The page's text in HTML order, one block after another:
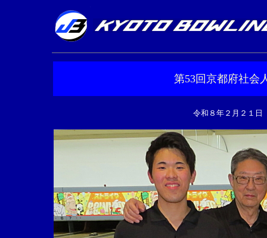
第53回京都府社会
令和８年２月２１